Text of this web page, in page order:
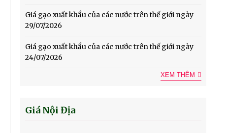
Giá gạo xuất khẩu của các nước trên thế giới ngày
29/07/2026
Giá gạo xuất khẩu của các nước trên thế giới ngày
24/07/2026
XEM THÊM
Giá Nội Địa